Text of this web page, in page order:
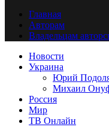
Главная
Авторам
Владельцам
Новости
Украина
Юрий
Михаил
Россия
Мир
ТВ Онлайн